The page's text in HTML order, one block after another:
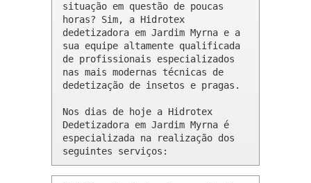
situação em questão de poucas
horas? Sim, a Hidrotex
dedetizadora em Jardim Myrna e a
sua equipe altamente qualificada
de profissionais especializados
nas mais modernas técnicas de
dedetização de insetos e pragas.
Nos dias de hoje a Hidrotex
Dedetizadora em Jardim Myrna é
especializada na realização dos
seguintes serviços: